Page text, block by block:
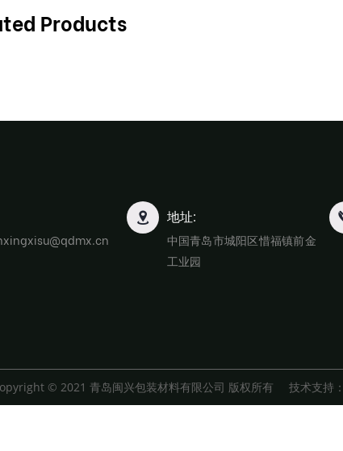
Products
地址:
中国青岛市城阳区惜福镇前金
工业园
© 2021 青岛闽兴包装材料有限公司 版权所有 技术支持